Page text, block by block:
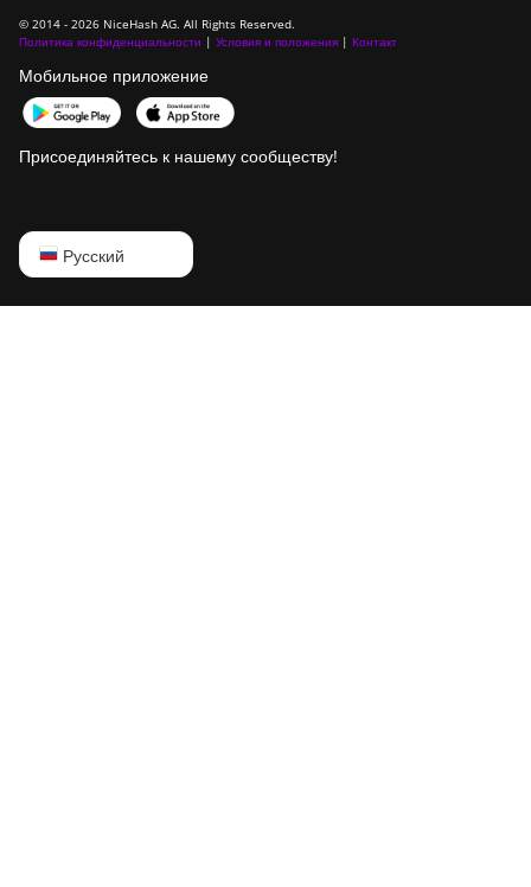
© 2014 - 2026 NiceHash AG. All Rights Reserved.
Политика конфиденциальности | Условия и положения | Контакт
Мобильное приложение
Присоединяйтесь к нашему сообществу!
Русский
English